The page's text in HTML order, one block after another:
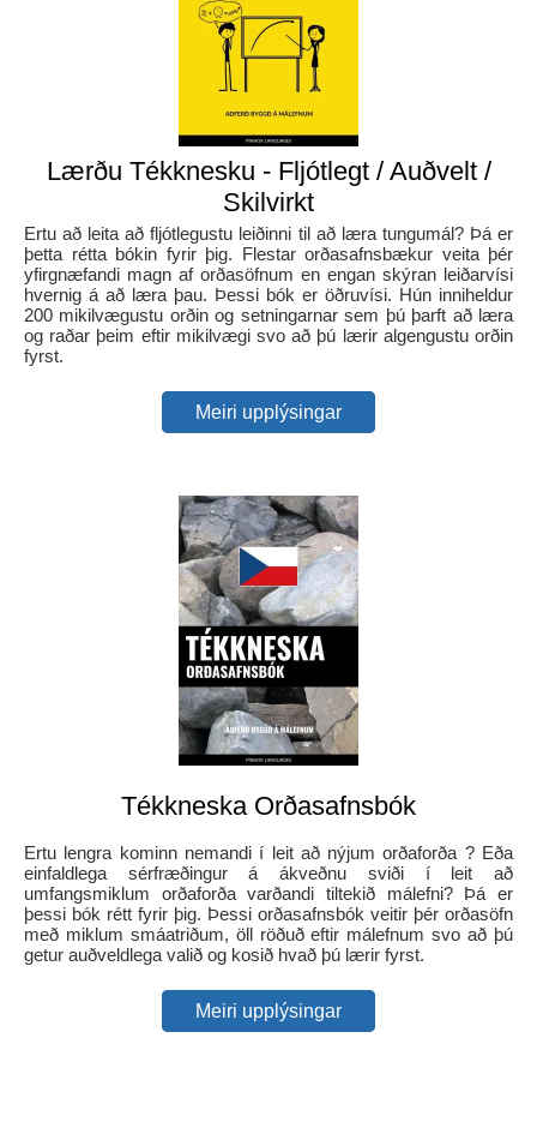
Lærðu Tékknesku - Fljótlegt / Auðvelt /
Skilvirkt
Ertu að leita að fljótlegustu leiðinni til að læra tungumál? Þá er
þetta rétta bókin fyrir þig. Flestar orðasafnsbækur veita þér
yfirgnæfandi magn af orðasöfnum en engan skýran leiðarvísi
hvernig á að læra þau. Þessi bók er öðruvísi. Hún inniheldur
200 mikilvægustu orðin og setningarnar sem þú þarft að læra
og raðar þeim eftir mikilvægi svo að þú lærir algengustu orðin
fyrst.
Meiri upplýsingar
Tékkneska Orðasafnsbók
Ertu lengra kominn nemandi í leit að nýjum orðaforða ? Eða
einfaldlega sérfræðingur á ákveðnu sviði í leit að
umfangsmiklum orðaforða varðandi tiltekið málefni? Þá er
þessi bók rétt fyrir þig. Þessi orðasafnsbók veitir þér orðasöfn
með miklum smáatriðum, öll röðuð eftir málefnum svo að þú
getur auðveldlega valið og kosið hvað þú lærir fyrst.
Meiri upplýsingar